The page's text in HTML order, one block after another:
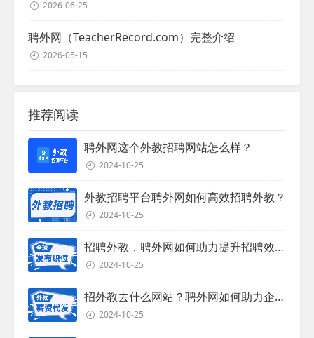
2026-06-25
聘外网（TeacherRecord.com）完整介绍
2026-05-15
推荐阅读
聘外网这个外教招聘网站怎么样？
2024-10-25
外教招聘平台聘外网如何高效招聘外教？
2024-10-25
招聘外教，聘外网如何助力提升招聘效率？
2024-10-25
招外教去什么网站？聘外网如何助力企业外教招聘
2024-10-25